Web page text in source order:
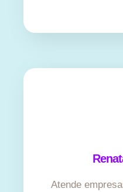
Atende